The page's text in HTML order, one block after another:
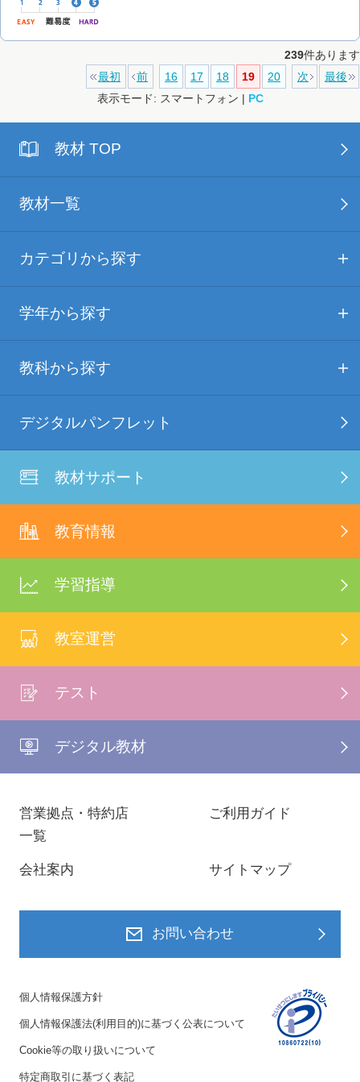
239件あります
最初
前 16 17 18 19 20 次
最後
表示モード: スマートフォン | PC
教材 TOP
教材一覧
カテゴリから探す
学年から探す
教科から探す
デジタルパンフレット
教材サポート
教育情報
学習指導
教室運営
テスト
デジタル教材
営業拠点・特約店
一覧
ご利用ガイド
会社案内 サイトマップ
お問い合わせ
個人情報保護方針
個人情報保護法(利用目的)に基づく公表について
Cookie等の取り扱いについて
特定商取引に基づく表記